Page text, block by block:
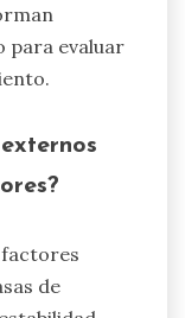
para evaluar
de